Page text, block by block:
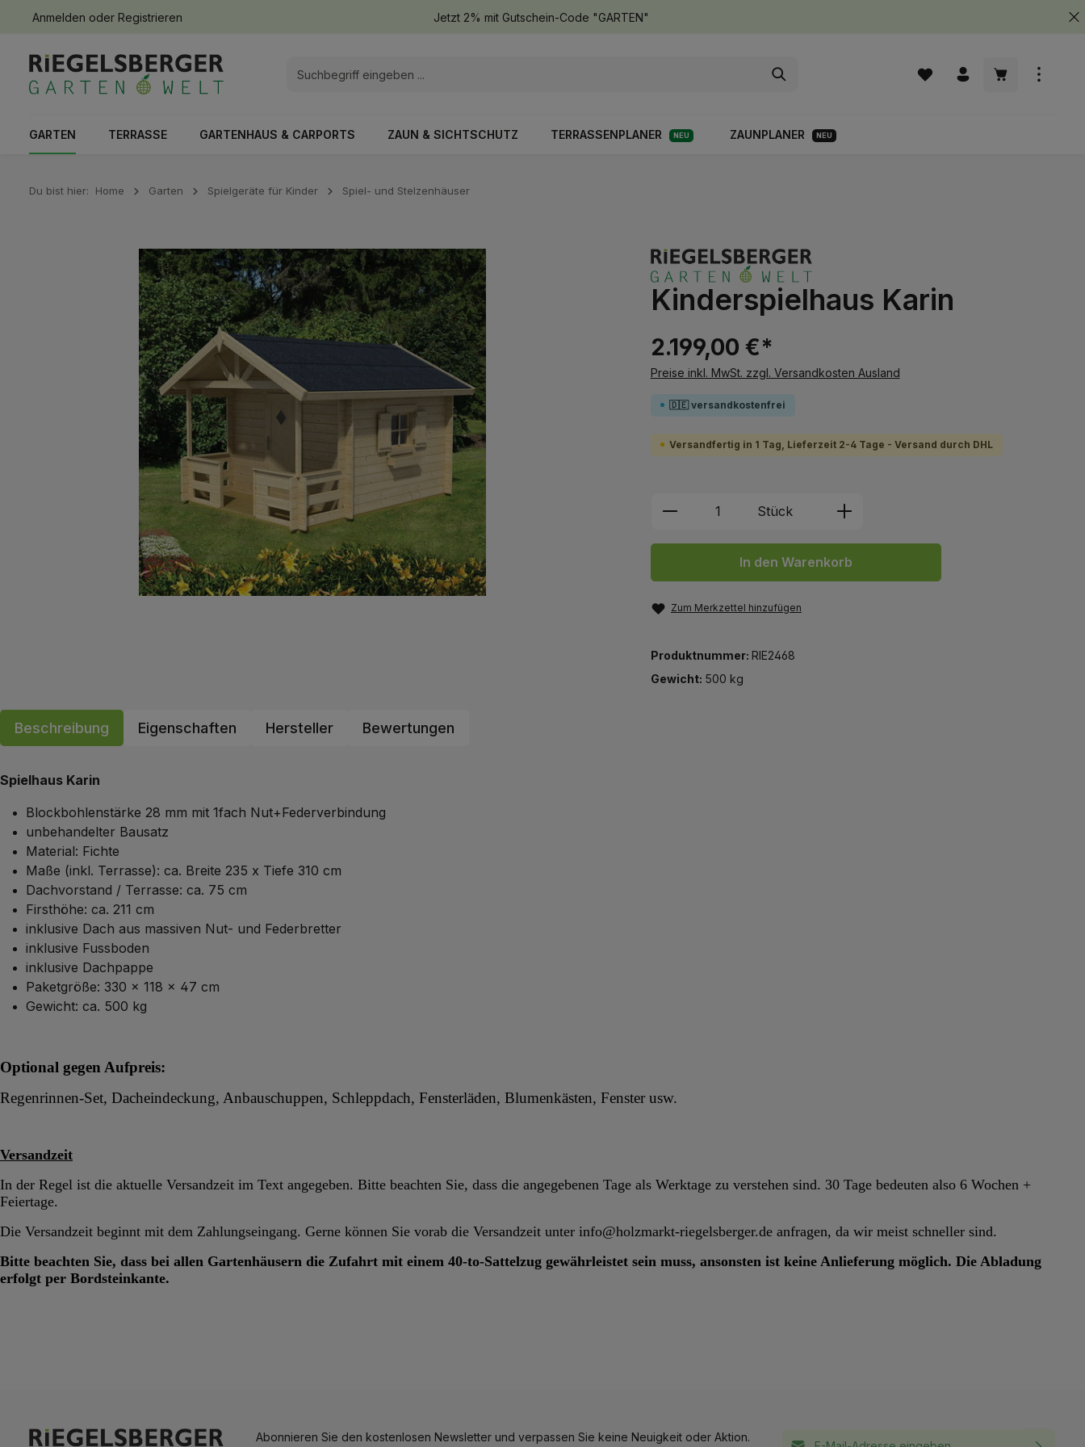
Zur Hauptnavigation springen
Anmelden oder Registrieren Jetzt 2% mit Gutschein-Code "GARTEN"
Warenkorb
GARTEN TERRASSE GARTENHAUS & CARPORTS ZAUN & SICHTSCHUTZ TERRASSENPLANER NEU ZAUNPLANER NEU
Du bist hier: Home Garten Spielgeräte für Kinder Spiel- und Stelzenhäuser
Bildergalerie überspringen
Kinderspielhaus Karin
2.199,00 €*
Preise inkl. MwSt. zzgl. Versandkosten Ausland
🇩🇪 versandkostenfrei
Versandfertig in 1 Tag, Lieferzeit 2-4 Tage - Versand durch DHL
Produkt Anzahl: Gib den gewünschten Wert
Stück
In den Warenkorb
Zum Merkzettel hinzufügen
Produktnummer: RIE2468
Gewicht: 500 kg
Beschreibung Eigenschaften Hersteller Bewertungen
Spielhaus Karin
Blockbohlenstärke 28 mm mit 1fach Nut+Federverbindung
unbehandelter Bausatz
Material: Fichte
Maße (inkl. Terrasse): ca. Breite 235 x Tiefe 310 cm
Dachvorstand / Terrasse: ca. 75 cm
Firsthöhe: ca. 211 cm
inklusive Dach aus massiven Nut- und Federbretter
inklusive Fussboden
inklusive Dachpappe
Paketgröße: 330 x 118 x 47 cm
Gewicht: ca. 500 kg
Optional gegen Aufpreis:
Regenrinnen-Set, Dacheindeckung, Anbauschuppen, Schleppdach, Fensterläden, Blumenkästen, Fenster usw.
Versandzeit
In der Regel ist die aktuelle Versandzeit im Text angegeben. Bitte beachten Sie, dass die angegebenen Tage als Werktage zu verstehen sind. 30 Tage bedeuten also 6 Wochen +
Feiertage.
Die Versandzeit beginnt mit dem Zahlungseingang. Gerne können Sie vorab die Versandzeit unter info@holzmarkt-riegelsberger.de anfragen, da wir meist schneller sind.
Bitte beachten Sie, dass bei allen Gartenhäusern die Zufahrt mit einem 40-to-Sattelzug gewährleistet sein muss, ansonsten ist keine Anlieferung möglich. Die Abladung
erfolgt per Bordsteinkante.
Abonnieren Sie den kostenlosen Newsletter und verpassen Sie keine Neuigkeit oder Aktion.